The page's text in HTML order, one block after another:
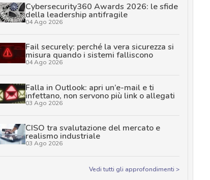
Cybersecurity360 Awards 2026: le sfide
della leadership antifragile
04 Ago 2026
Fail securely: perché la vera sicurezza si
misura quando i sistemi falliscono
04 Ago 2026
Falla in Outlook: apri un’e-mail e ti
infettano, non servono più link o allegati
03 Ago 2026
CISO tra svalutazione del mercato e
realismo industriale
03 Ago 2026
Vedi tutti gli approfondimenti >